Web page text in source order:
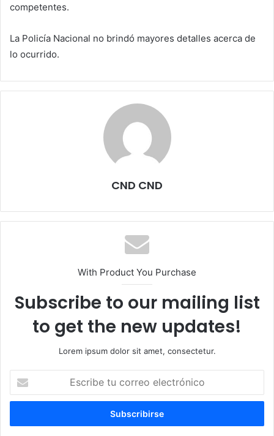
competentes.
La Policía Nacional no brindó mayores detalles acerca de
lo ocurrido.
CND CND
With Product You Purchase
Subscribe to our mailing list
to get the new updates!
Lorem ipsum dolor sit amet, consectetur.
correo